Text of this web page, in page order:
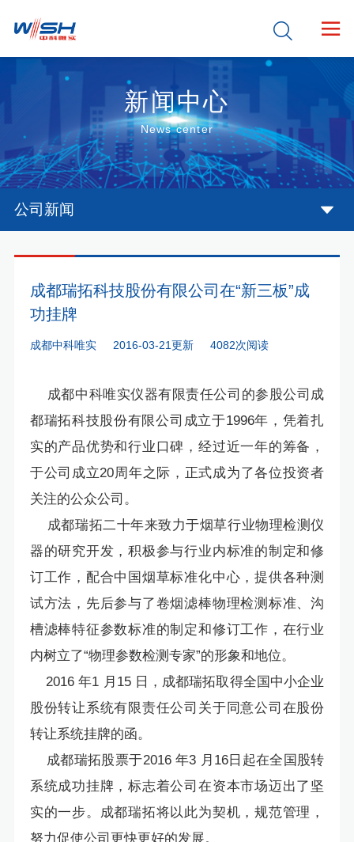
 
新闻中心
News center
公司新闻
成都瑞拓科技股份有限公司在“新三板”成
功挂牌
成都中科唯实 2016-03-21更新 4082次阅读
成都中科唯实仪器有限责任公司的参股公司成
都瑞拓科技股份有限公司成立于1996年，凭着扎
实的产品优势和行业口碑，经过近一年的筹备，
于公司成立20周年之际，正式成为了各位投资者
关注的公众公司。
成都瑞拓二十年来致力于烟草行业物理检测仪
器的研究开发，积极参与行业内标准的制定和修
订工作，配合中国烟草标准化中心，提供各种测
试方法，先后参与了卷烟滤棒物理检测标准、沟
槽滤棒特征参数标准的制定和修订工作，在行业
内树立了“物理参数检测专家”的形象和地位。
2016 年1 月15 日，成都瑞拓取得全国中小企业
股份转让系统有限责任公司关于同意公司在股份
转让系统挂牌的函。
成都瑞拓股票于2016 年3 月16日起在全国股转
系统成功挂牌，标志着公司在资本市场迈出了坚
实的一步。成都瑞拓将以此为契机，规范管理，
努力促使公司更快更好的发展。